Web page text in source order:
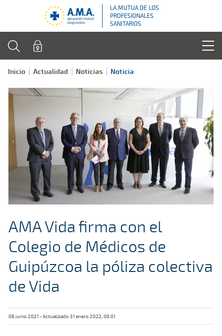
LA MUTUA DE LOS
PROFESIONALES
SANITARIOS
Inicio Actualidad Noticias Noticia
AMA Vida firma con el
Colegio de Médicos de
Guipúzcoa la póliza colectiva
de Vida
08 junio 2021 - Actualizado 31 enero 2022, 09:01